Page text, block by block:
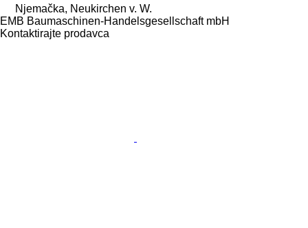
Njemačka, Neukirchen v. W.
EMB Baumaschinen-Handelsgesellschaft mbH
Kontaktirajte prodavca